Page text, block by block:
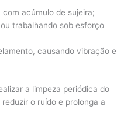
acúmulo de sujeira;
trabalhando sob esforço
causando vibração e
a limpeza periódica do
o ruído e prolonga a